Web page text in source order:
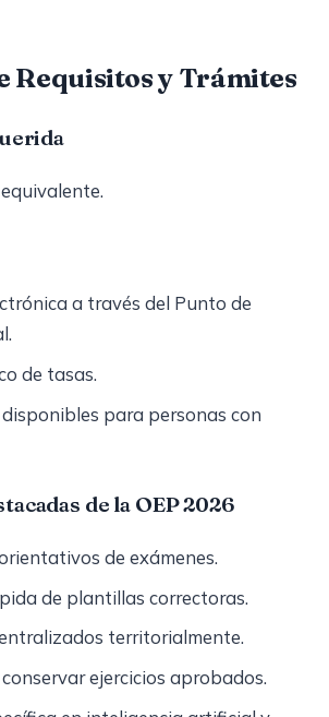
Requisitos y Trámites
a través del Punto de
de tasas.
para personas con
de la OEP 2026
de exámenes.
de plantillas correctoras.
territorialmente.
ejercicios aprobados.